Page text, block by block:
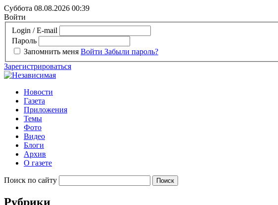
Суббота 08.08.2026 00:39
Войти
Login / E-mail
Пароль
Запомнить меня Войти Забыли пароль?
Зарегистрироваться
Новости
Газета
Приложения
Темы
Фото
Видео
Блоги
Архив
О газете
Поиск по сайту
Рубрики